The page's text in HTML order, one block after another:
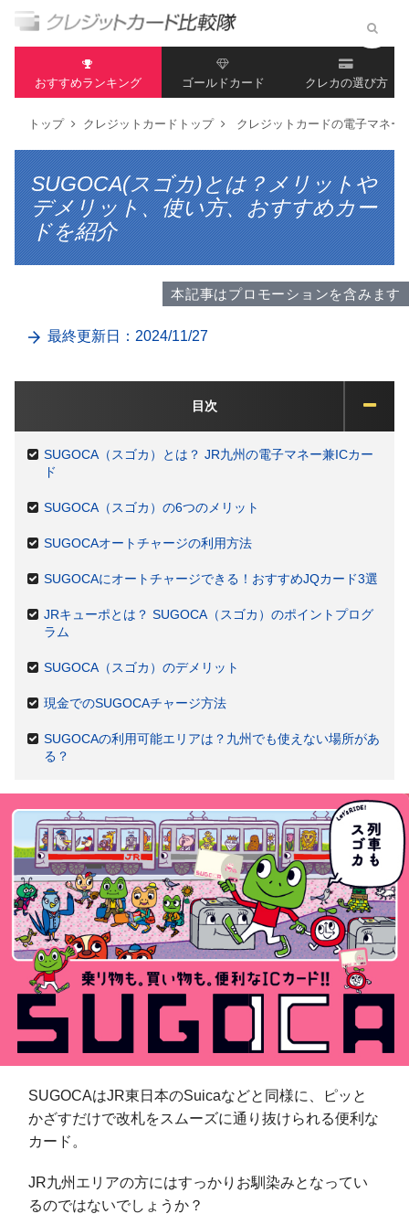
おすすめランキング ゴールドカード クレカの選び方
トップ クレジットカードトップ クレジットカードの電子マネー
SUGOCA(スゴカ)とは？メリットや
デメリット、使い方、おすすめカー
ドを紹介
本記事はプロモーションを含みます
最終更新日：2024/11/27
目次
SUGOCA（スゴカ）とは？ JR九州の電子マネー兼ICカー
ド
SUGOCA（スゴカ）の6つのメリット
SUGOCAオートチャージの利用方法
SUGOCAにオートチャージできる！おすすめJQカード3選
JRキューポとは？ SUGOCA（スゴカ）のポイントプログ
ラム
SUGOCA（スゴカ）のデメリット
現金でのSUGOCAチャージ方法
SUGOCAの利用可能エリアは？九州でも使えない場所があ
る？
SUGOCAはJR東日本のSuicaなどと同様に、ピッと
かざすだけで改札をスムーズに通り抜けられる便利な
カード。
JR九州エリアの方にはすっかりお馴染みとなってい
るのではないでしょうか？